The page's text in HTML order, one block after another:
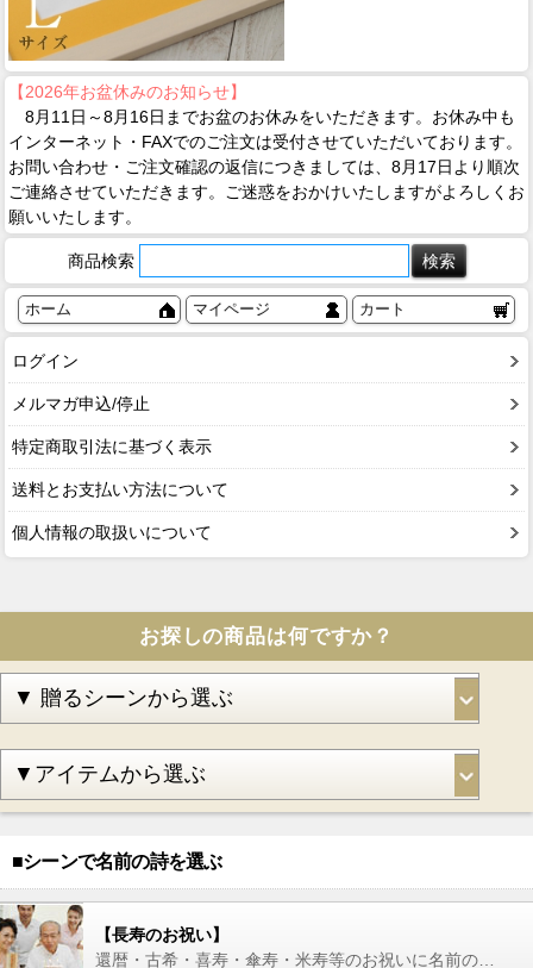
【2026年お盆休みのお知らせ】
8月11日～8月16日までお盆のお休みをいただきます。お休み中も
インターネット・FAXでのご注文は受付させていただいております。
お問い合わせ・ご注文確認の返信につきましては、8月17日より順次
ご連絡させていただきます。ご迷惑をおかけいたしますがよろしくお
願いいたします。
商品検索
ホーム マイページ カート
ログイン
メルマガ申込/停止
特定商取引法に基づく表示
送料とお支払い方法について
個人情報の取扱いについて
お探しの商品は何ですか？
■シーンで名前の詩を選ぶ
【長寿のお祝い】